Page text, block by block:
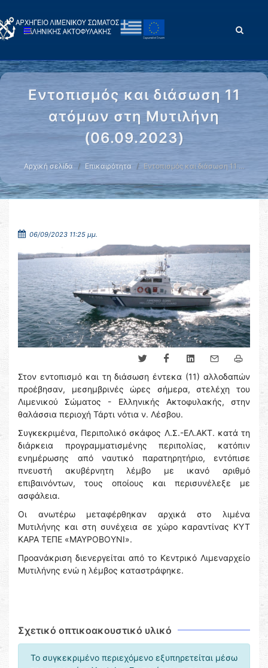
Εντοπισμός και διάσωση 11
ατόμων στη Μυτιλήνη
(06.09.2023)
Αρχική σελίδα Επικαιρότητα Εντοπισμός και διάσωση 11 …
06/09/2023 11:25 μμ.
Στον εντοπισμό και τη διάσωση έντεκα (11) αλλοδαπών
προέβησαν, μεσημβρινές ώρες σήμερα, στελέχη του
Λιμενικού Σώματος - Ελληνικής Ακτοφυλακής, στην
θαλάσσια περιοχή Τάρτι νότια ν. Λέσβου.
Συγκεκριμένα, Περιπολικό σκάφος Λ.Σ.-ΕΛ.ΑΚΤ. κατά τη
διάρκεια προγραμματισμένης περιπολίας, κατόπιν
ενημέρωσης από ναυτικό παρατηρητήριο, εντόπισε
πνευστή ακυβέρνητη λέμβο με ικανό αριθμό
επιβαινόντων, τους οποίους και περισυνέλεξε με
ασφάλεια.
Οι ανωτέρω μεταφέρθηκαν αρχικά στο λιμένα
Μυτιλήνης και στη συνέχεια σε χώρο καραντίνας ΚΥΤ
ΚΑΡΑ ΤΕΠΕ «ΜΑΥΡΟΒΟΥΝΙ».
Προανάκριση διενεργείται από το Κεντρικό Λιμεναρχείο
Μυτιλήνης ενώ η λέμβος καταστράφηκε.
Σχετικό οπτικοακουστικό υλικό
Το συγκεκριμένο περιεχόμενο εξυπηρετείται μέσω